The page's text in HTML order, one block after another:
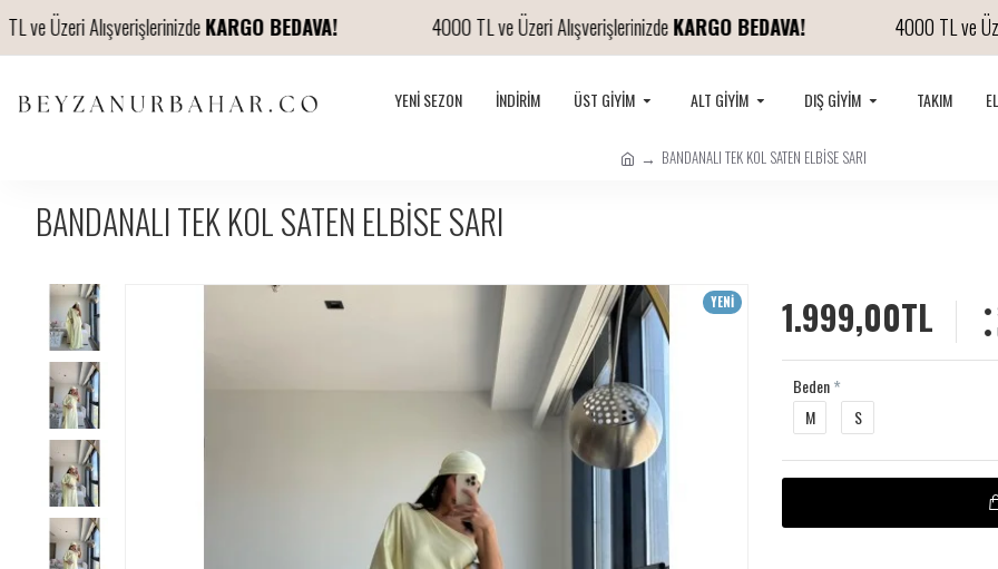
Üzeri AlışverişlerinizdeKARGO BEDAVA! 4000 TL ve Üzeri AlışverişlerinizdeKARGO BEDAVA! 4000 TL ve Üzeri
YENI SEZON İNDIRIM ÜST GIYIM ALT GIYIM DIŞ GIYIM TAKIM
BANDANALI TEK KOL SATEN ELBİSE SARI
BANDANALI TEK KOL SATEN ELBİSE SARI
YENİ 1.999,00TL
Beden
M
S